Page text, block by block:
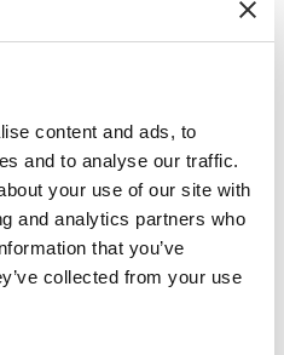
content and ads, to
and to analyse our traffic.
your use of our site with
and analytics partners who
that you’ve
collected from your use
im Verhältnis
Ändern sich
und
Körper und der
Fällt gar in
ist Dein
präsentiert